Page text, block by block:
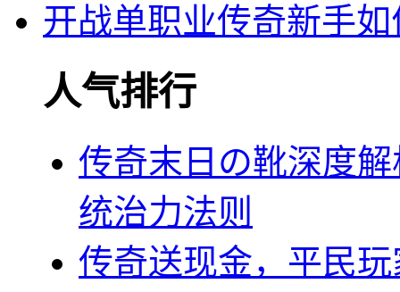
开战单职业传奇新手
人气排行
传奇末日の靴深度
统治力法则
传奇送现金，平民